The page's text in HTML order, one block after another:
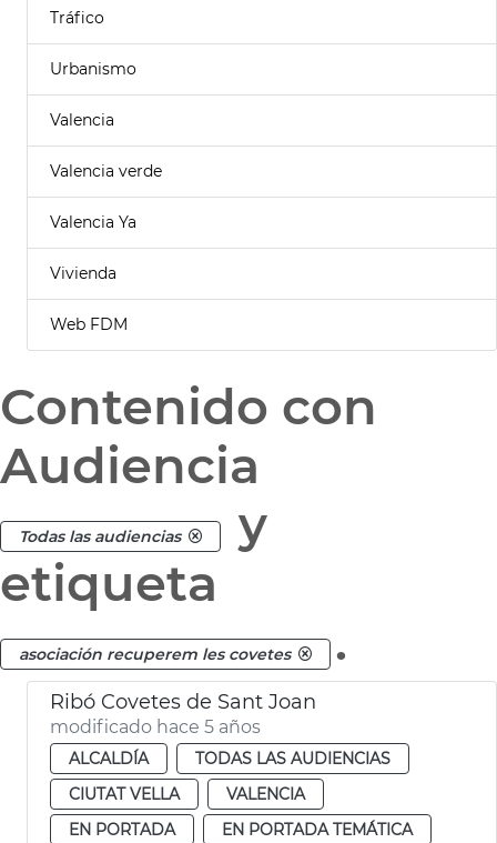
Tráfico
Urbanismo
Valencia
Valencia verde
Valencia Ya
Vivienda
Web FDM
Contenido con
Audiencia
Todas las audiencias
y
etiqueta
asociación recuperem les covetes .
Ribó Covetes de Sant Joan
modificado hace 5 años
ALCALDÍA
TODAS LAS AUDIENCIAS
CIUTAT VELLA
VALENCIA
EN PORTADA
EN PORTADA TEMÁTICA